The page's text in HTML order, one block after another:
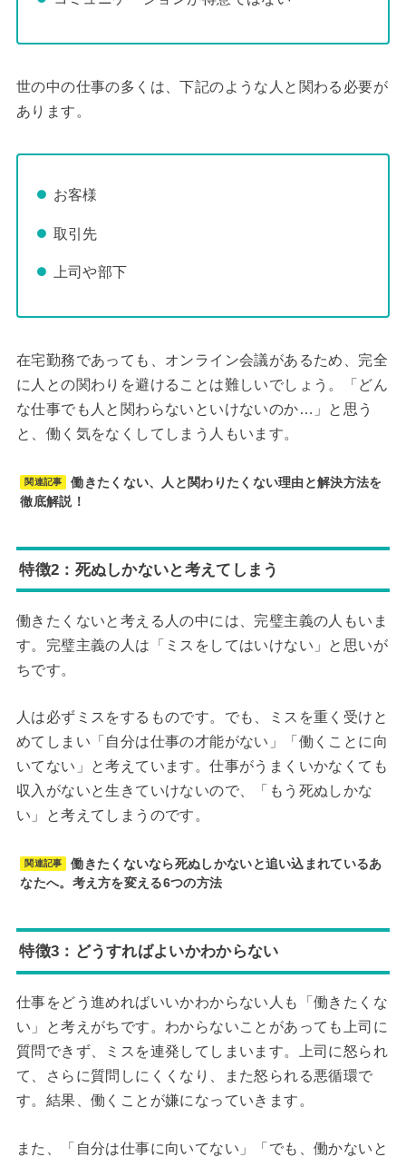
世の中の仕事の多くは、下記のような人と関わる必要が
あります。
お客様
取引先
上司や部下
在宅勤務であっても、オンライン会議があるため、完全
に人との関わりを避けることは難しいでしょう。「どん
な仕事でも人と関わらないといけないのか…」と思う
と、働く気をなくしてしまう人もいます。
関連記事
働きたくない、人と関わりたくない理由と解決方法を
徹底解説！
特徴2：死ぬしかないと考えてしまう
働きたくないと考える人の中には、完璧主義の人もいま
す。完璧主義の人は「ミスをしてはいけない」と思いが
ちです。
人は必ずミスをするものです。でも、ミスを重く受けと
めてしまい「自分は仕事の才能がない」「働くことに向
いてない」と考えています。仕事がうまくいかなくても
収入がないと生きていけないので、「もう死ぬしかな
い」と考えてしまうのです。
関連記事
働きたくないなら死ぬしかないと追い込まれているあ
なたへ。考え方を変える6つの方法
特徴3：どうすればよいかわからない
仕事をどう進めればいいかわからない人も「働きたくな
い」と考えがちです。わからないことがあっても上司に
質問できず、ミスを連発してしまいます。上司に怒られ
て、さらに質問しにくくなり、また怒られる悪循環で
す。結果、働くことが嫌になっていきます。
また、「自分は仕事に向いてない」「でも、働かないと